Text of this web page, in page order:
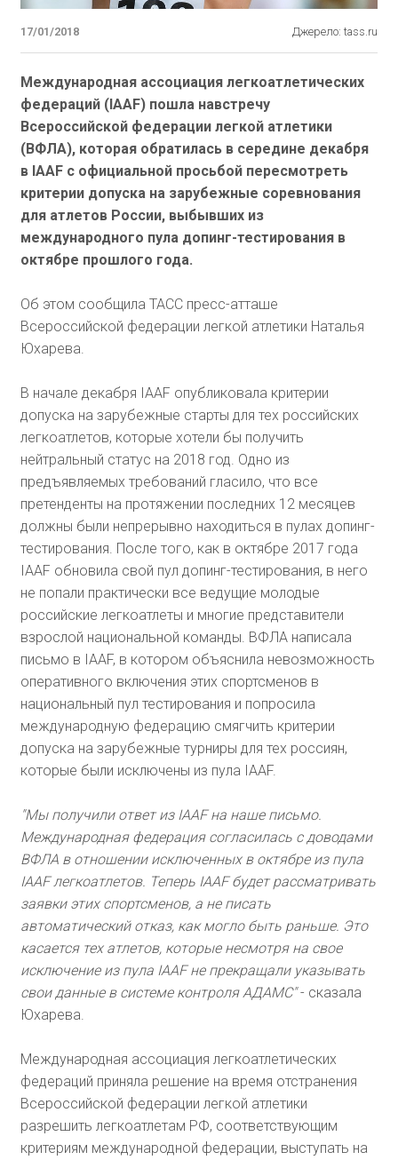
17/01/2018 Джерело: tass.ru
Международная ассоциация легкоатлетических
федераций (IAAF) пошла навстречу
Всероссийской федерации легкой атлетики
(ВФЛА), которая обратилась в середине декабря
в IAAF с официальной просьбой пересмотреть
критерии допуска на зарубежные соревнования
для атлетов России, выбывших из
международного пула допинг-тестирования в
октябре прошлого года.
Об этом сообщила ТАСС пресс-атташе
Всероссийской федерации легкой атлетики Наталья
Юхарева.
В начале декабря IAAF опубликовала критерии
допуска на зарубежные старты для тех российских
легкоатлетов, которые хотели бы получить
нейтральный статус на 2018 год. Одно из
предъявляемых требований гласило, что все
претенденты на протяжении последних 12 месяцев
должны были непрерывно находиться в пулах допинг-
тестирования. После того, как в октябре 2017 года
IAAF обновила свой пул допинг-тестирования, в него
не попали практически все ведущие молодые
российские легкоатлеты и многие представители
взрослой национальной команды. ВФЛА написала
письмо в IAAF, в котором объяснила невозможность
оперативного включения этих спортсменов в
национальный пул тестирования и попросила
международную федерацию смягчить критерии
допуска на зарубежные турниры для тех россиян,
которые были исключены из пула IAAF.
"Мы получили ответ из IAAF на наше письмо.
Международная федерация согласилась с доводами
ВФЛА в отношении исключенных в октябре из пула
IAAF легкоатлетов. Теперь IAAF будет рассматривать
заявки этих спортсменов, а не писать
автоматический отказ, как могло быть раньше. Это
касается тех атлетов, которые несмотря на свое
исключение из пула IAAF не прекращали указывать
свои данные в системе контроля АДАМС"- сказала
Юхарева.
Международная ассоциация легкоатлетических
федераций приняла решение на время отстранения
Всероссийской федерации легкой атлетики
разрешить легкоатлетам РФ, соответствующим
критериям международной федерации, выступать на